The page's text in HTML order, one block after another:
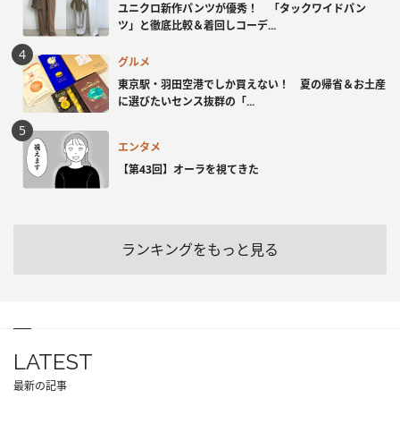
ユニクロ新作パンツが優秀！ 「タックワイドパン
ツ」と徹底比較＆着回しコーデ...
グルメ
東京駅・羽田空港でしか買えない！ 夏の帰省＆お土産
に選びたいセンス抜群の「...
エンタメ
【第43回】オーラを視てきた
ランキングをもっと見る
LATEST
最新の記事